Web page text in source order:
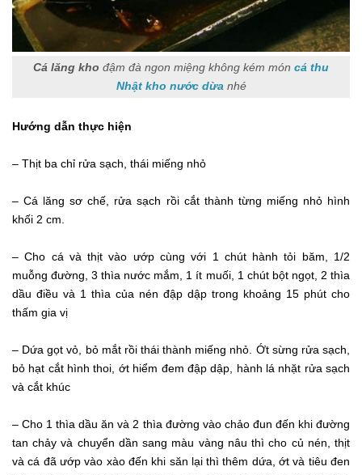
Cá lăng kho đậm đà ngon miệng không kém món cá thu
Nhật kho nước dừa nhé
Hướng dẫn thực hiện
– Thịt ba chỉ rửa sạch, thái miếng nhỏ
– Cá lăng sơ chế, rửa sạch rồi cắt thành từng miếng nhỏ hình
khối 2 cm.
– Cho cá và thịt vào ướp cùng với 1 chút hành tỏi băm, 1/2
muỗng đường, 3 thìa nước mắm, 1 ít muối, 1 chút bột ngọt, 2 thìa
dầu điều và 1 thìa của nén đập dập trong khoảng 15 phút cho
thấm gia vị
– Dứa gọt vỏ, bỏ mắt rồi thái thành miếng nhỏ. Ớt sừng rửa sạch,
bỏ hạt cắt hình thoi, ớt hiểm đem đập dập, hành lá nhặt rửa sạch
và cắt khúc
– Cho 1 thìa dầu ăn và 2 thìa đường vào chảo đun đến khi đường
tan chảy và chuyển dần sang màu vàng nâu thì cho củ nén, thịt
và cá đã ướp vào xào đến khi săn lại thì thêm dứa, ớt và tiêu đen